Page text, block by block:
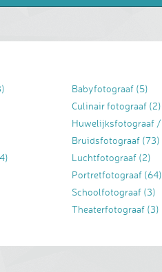
Babyfotograaf (5)
Culinair fotograaf (2)
Huwelijksfotograaf /
Bruidsfotograaf (73)
Luchtfotograaf (2)
Portretfotograaf (64)
Schoolfotograaf (3)
Theaterfotograaf (3)